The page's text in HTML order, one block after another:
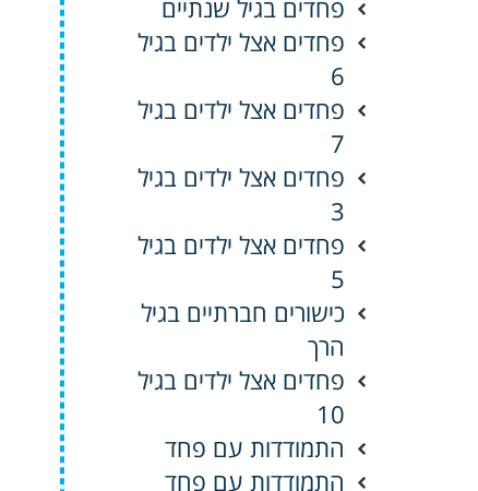
פחדים בגיל שנתיים
פחדים אצל ילדים בגיל
6
פחדים אצל ילדים בגיל
7
פחדים אצל ילדים בגיל
3
פחדים אצל ילדים בגיל
5
כישורים חברתיים בגיל
הרך
פחדים אצל ילדים בגיל
10
התמודדות עם פחד
התמודדות עם פחד